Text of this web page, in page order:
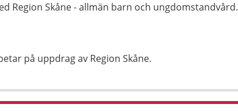
Region Skåne - allmän barn och ungdomstandvård.
på uppdrag av Region Skåne.